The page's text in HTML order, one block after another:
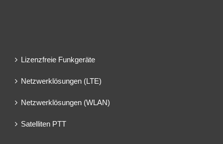
Lizenzfreie Funkgeräte
Netzwerklösungen (LTE)
Netzwerklösungen (WLAN)
Satelliten PTT